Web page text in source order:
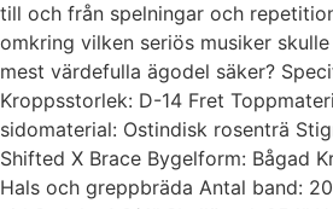
till och från spelningar och
omkring vilken seriös musiker
mest värdefulla ägodel säker?
Kroppsstorlek: D-14 Fret
sidomaterial: Ostindisk rosenträ
Shifted X Brace Bygelform: Bågad
Hals och greppbräda Antal band: